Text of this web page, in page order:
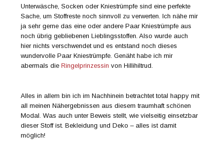
Unterwäsche, Socken oder Kniestrümpfe sind eine perfekte
Sache, um Stoffreste noch sinnvoll zu verwerten. Ich nähe mir
ja sehr gerne das eine oder andere Paar Kniestrümpfe aus
noch übrig gebliebenen Lieblingsstoffen. Also wurde auch
hier nichts verschwendet und es entstand noch dieses
wundervolle Paar Kniestrümpfe. Genäht habe ich mir
abermals dieRingelprinzessin von Hillihiltrud.
Alles in allem bin ich im Nachhinein betrachtet total happy mit
all meinen Nähergebnissen aus diesem traumhaft schönen
Modal. Was auch unter Beweis stellt, wie vielseitig einsetzbar
dieser Stoff ist. Bekleidung und Deko – alles ist damit
möglich!